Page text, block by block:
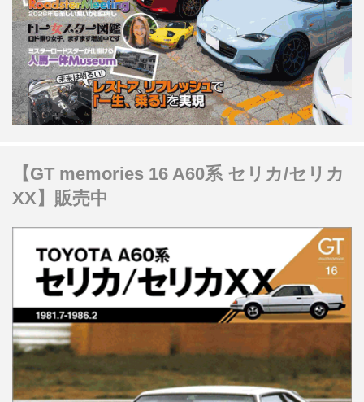
【GT memories 16 A60系 セリカ/セリカ
XX】販売中